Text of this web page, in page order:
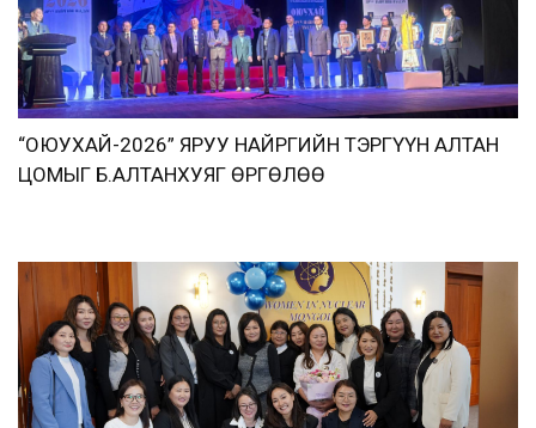
“ОЮУХАЙ-2026” ЯРУУ НАЙРГИЙН ТЭРГҮҮН АЛТАН
ЦОМЫГ Б.АЛТАНХУЯГ ӨРГӨЛӨӨ